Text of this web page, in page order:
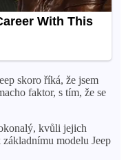
skoro říká, že jsem
faktor, s tím, že se
kvůli jejich
modelu Jeep